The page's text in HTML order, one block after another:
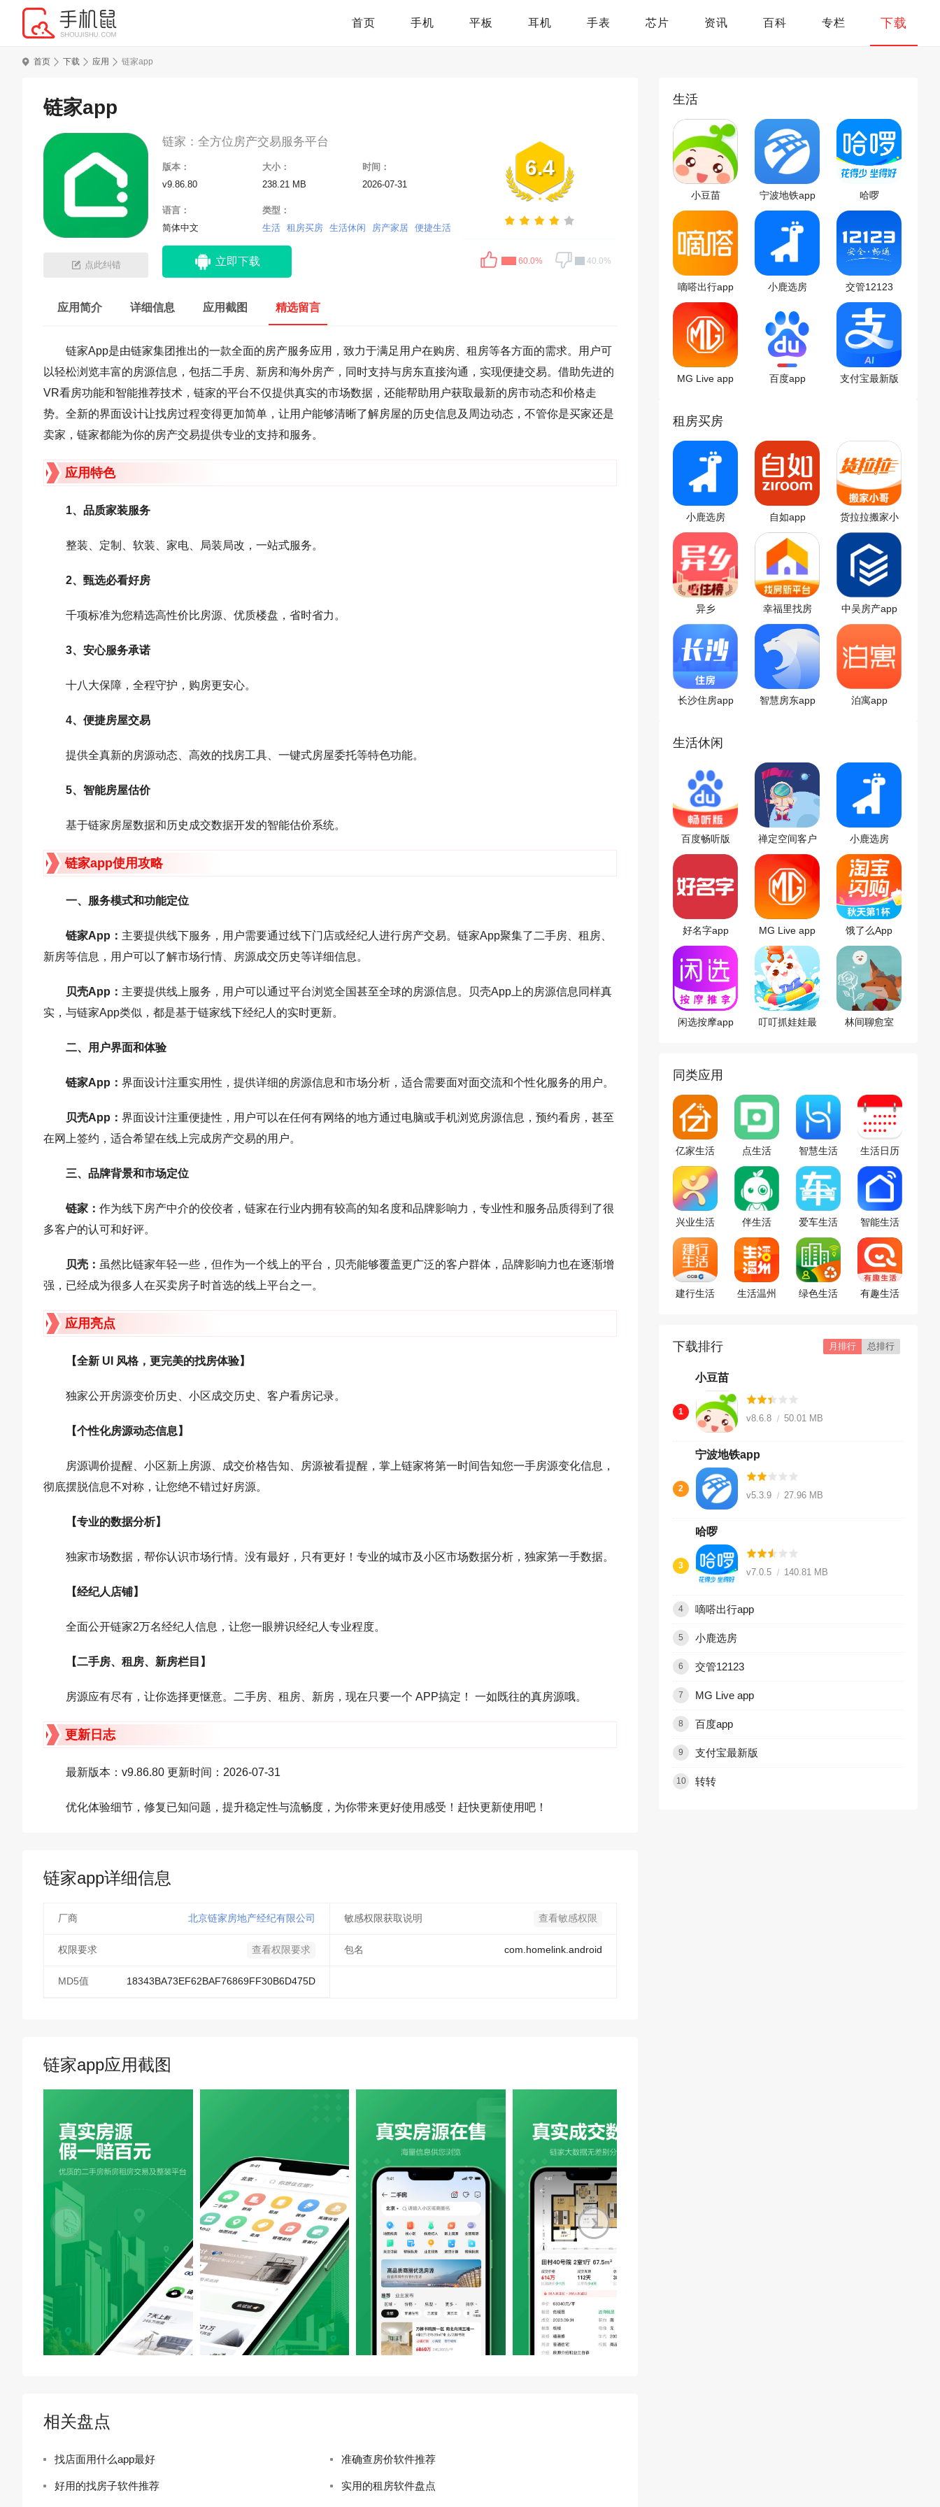
首页 手机 平板 耳机 手表 芯片 资讯 百科 专栏 下载
首页 下载 应用 链家app
链家app
6.4
60.0% 40.0%
点此纠错
链家：全方位房产交易服务平台
版本：
v9.86.80
大小：
238.21 MB
时间：
2026-07-31
语言：
简体中文
类型：
生活
租房买房 生活休闲 房产家居 便捷生活
立即下载
应用简介 详细信息 应用截图 精选留言
链家App是由链家集团推出的一款全面的房产服务应用，致力于满足用户在购房、租房等各方面的需求。用户可
以轻松浏览丰富的房源信息，包括二手房、新房和海外房产，同时支持与房东直接沟通，实现便捷交易。借助先进的
VR看房功能和智能推荐技术，链家的平台不仅提供真实的市场数据，还能帮助用户获取最新的房市动态和价格走
势。全新的界面设计让找房过程变得更加简单，让用户能够清晰了解房屋的历史信息及周边动态，不管你是买家还是
卖家，链家都能为你的房产交易提供专业的支持和服务。
应用特色
1、品质家装服务
整装、定制、软装、家电、局装局改，一站式服务。
2、甄选必看好房
千项标准为您精选高性价比房源、优质楼盘，省时省力。
3、安心服务承诺
十八大保障，全程守护，购房更安心。
4、便捷房屋交易
提供全真新的房源动态、高效的找房工具、一键式房屋委托等特色功能。
5、智能房屋估价
基于链家房屋数据和历史成交数据开发的智能估价系统。
链家app使用攻略
一、服务模式和功能定位
链家App‌： 主要提供线下服务，用户需要通过线下门店或经纪人进行房产交易。链家App聚集了二手房、租房、
新房等信息，用户可以了解市场行情、房源成交历史等详细信息。‌
贝壳App‌： 主要提供线上服务，用户可以通过平台浏览全国甚至全球的房源信息。贝壳App上的房源信息同样真
实，与链家App类似，都是基于链家线下经纪人的实时更新。‌
二、用户界面和体验
链家App‌： 界面设计注重实用性，提供详细的房源信息和市场分析，适合需要面对面交流和个性化服务的用户。‌‌
贝壳App‌： 界面设计注重便捷性，用户可以在任何有网络的地方通过电脑或手机浏览房源信息，预约看房，甚至
在网上签约，适合希望在线上完成房产交易的用户。‌
三、品牌背景和市场定位‌
链家‌： 作为线下房产中介的佼佼者，链家在行业内拥有较高的知名度和品牌影响力，专业性和服务品质得到了很
多客户的认可和好评。‌
贝壳‌： 虽然比链家年轻一些，但作为一个线上的平台，贝壳能够覆盖更广泛的客户群体，品牌影响力也在逐渐增
强，已经成为很多人在买卖房子时首选的线上平台之一。‌
应用亮点
【全新 UI 风格，更完美的找房体验】
独家公开房源变价历史、小区成交历史、客户看房记录。
【个性化房源动态信息】
房源调价提醒、小区新上房源、成交价格告知、房源被看提醒，掌上链家将第一时间告知您一手房源变化信息，
彻底摆脱信息不对称，让您绝不错过好房源。
【专业的数据分析】
独家市场数据，帮你认识市场行情。没有最好，只有更好！专业的城市及小区市场数据分析，独家第一手数据。
【经纪人店铺】
全面公开链家2万名经纪人信息，让您一眼辨识经纪人专业程度。
【二手房、租房、新房栏目】
房源应有尽有，让你选择更惬意。二手房、租房、新房，现在只要一个 APP搞定！ 一如既往的真房源哦。
更新日志
最新版本：v9.86.80 更新时间：2026-07-31
优化体验细节，修复已知问题，提升稳定性与流畅度，为你带来更好使用感受！赶快更新使用吧！
链家app详细信息
厂商 北京链家房地产经纪有限公司 敏感权限获取说明 查看敏感权限
权限要求 查看权限要求 包名 com.homelink.android
MD5值 18343BA73EF62BAF76869FF30B6D475D
链家app应用截图
相关盘点
找店面用什么app最好 准确查房价软件推荐
好用的找房子软件推荐 实用的租房软件盘点
生活
小豆苗 宁波地铁app 哈啰
嘀嗒出行app 小鹿选房 交管12123
MG Live app 百度app 支付宝最新版
租房买房
小鹿选房 自如app
货拉拉搬家小
哥app
异乡
幸福里找房
app
中吴房产app
长沙住房app 智慧房东app 泊寓app
生活休闲
百度畅听版
禅定空间客户
端
小鹿选房
好名字app MG Live app 饿了么App
闲选按摩app
叮叮抓娃娃最
林间聊愈室
同类应用
亿家生活
点生活
app
智慧生活
app
生活日历
app
兴业生活
app
伴生活
app
爱车生活
app
智能生活
app
建行生活
生活温州 绿色生活 有趣生活
下载排行 月排行 总排行
小豆苗
1
v8.6.8 50.01 MB
宁波地铁app
2
v5.3.9 27.96 MB
哈啰
3
v7.0.5 140.81 MB
嘀嗒出行app
4
小鹿选房
5
交管12123
6
MG Live app
7
百度app
8
支付宝最新版
9
转转
10